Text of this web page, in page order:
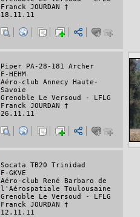
Franck JOURDAN †
18.11.11
Piper PA-28-181 Archer
F-HEHM
Aéro-club Annecy Haute-
Savoie
Grenoble Le Versoud - LFLG
Franck JOURDAN †
26.11.11
Socata TB20 Trinidad
F-GKVE
Aéro-club René Barbaro de
l'Aérospatiale Toulousaine
Grenoble Le Versoud - LFLG
Franck JOURDAN †
12.11.11